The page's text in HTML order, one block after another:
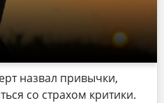
назвал привычки,
со страхом критики.